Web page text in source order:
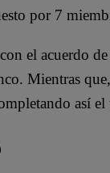
por 7
el acuerdo
Mientras
así